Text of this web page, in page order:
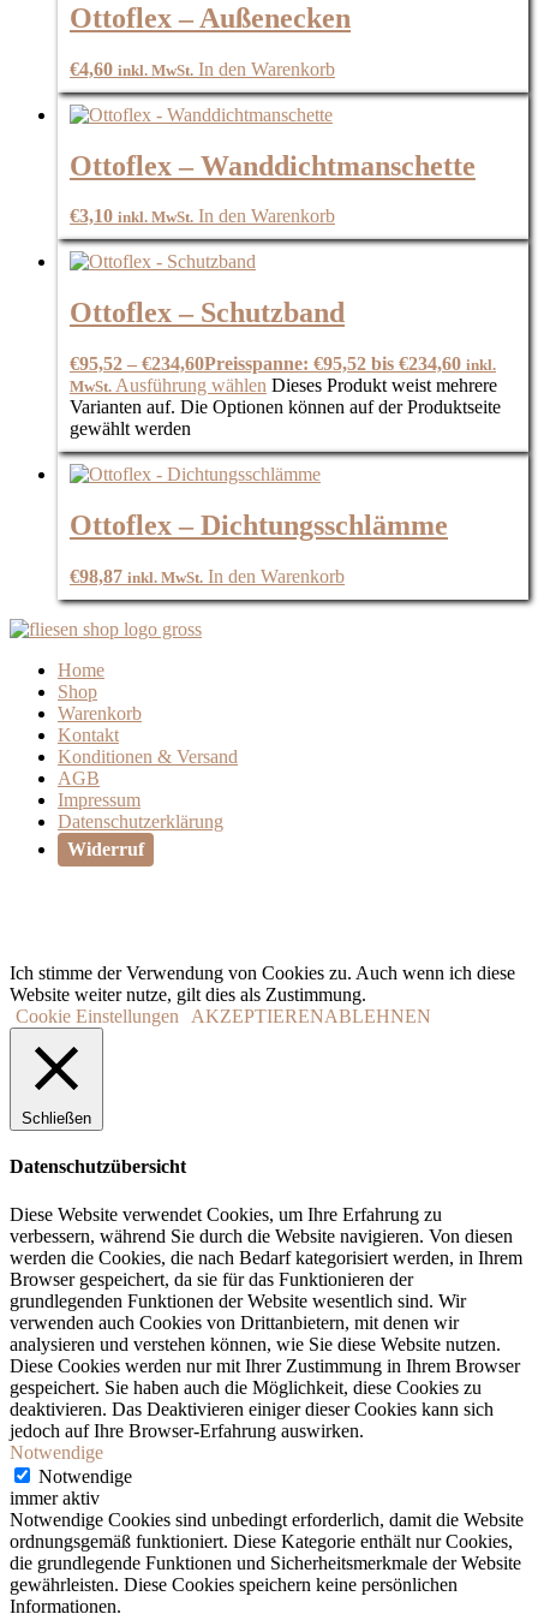
Ottoflex – Außenecken
€4,60 inkl. MwSt. In den Warenkorb
Ottoflex – Wanddichtmanschette
€3,10 inkl. MwSt. In den Warenkorb
Ottoflex – Schutzband
€95,52 – €234,60Preisspanne: €95,52 bis €234,60 inkl.
MwSt. Ausführung wählen Dieses Produkt weist mehrere
Varianten auf. Die Optionen können auf der Produktseite
gewählt werden
Ottoflex – Dichtungsschlämme
€98,87 inkl. MwSt. In den Warenkorb
Home
Shop
Warenkorb
Kontakt
Konditionen & Versand
AGB
Impressum
Datenschutzerklärung
Widerruf
Ich stimme der Verwendung von Cookies zu. Auch wenn ich diese
Website weiter nutze, gilt dies als Zustimmung.
Cookie Einstellungen
AKZEPTIERENABLEHNEN
Schließen
Datenschutzübersicht
Diese Website verwendet Cookies, um Ihre Erfahrung zu
verbessern, während Sie durch die Website navigieren. Von diesen
werden die Cookies, die nach Bedarf kategorisiert werden, in Ihrem
Browser gespeichert, da sie für das Funktionieren der
grundlegenden Funktionen der Website wesentlich sind. Wir
verwenden auch Cookies von Drittanbietern, mit denen wir
analysieren und verstehen können, wie Sie diese Website nutzen.
Diese Cookies werden nur mit Ihrer Zustimmung in Ihrem Browser
gespeichert. Sie haben auch die Möglichkeit, diese Cookies zu
deaktivieren. Das Deaktivieren einiger dieser Cookies kann sich
jedoch auf Ihre Browser-Erfahrung auswirken.
Notwendige
Notwendige
immer aktiv
Notwendige Cookies sind unbedingt erforderlich, damit die Website
ordnungsgemäß funktioniert. Diese Kategorie enthält nur Cookies,
die grundlegende Funktionen und Sicherheitsmerkmale der Website
gewährleisten. Diese Cookies speichern keine persönlichen
Informationen.